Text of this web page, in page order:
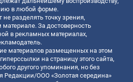
в любой форме.
разделять точку зрения,
За достоверность
в рекламных материалах,
материалов размещенных на этом
на страницу этого сайта,
другого упоминания, но без
Редакции/ООО «Золотая середина»